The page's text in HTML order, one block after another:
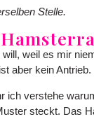
Stelle.
weil es mir
aber kein Antrieb.
ich verstehe
steckt. Das